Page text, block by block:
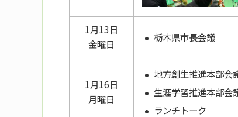
1月13日
金曜日
栃木県市長会議
1月16日
月曜日
地方創生推進本部会
生涯学習推進本部会
ランチトーク